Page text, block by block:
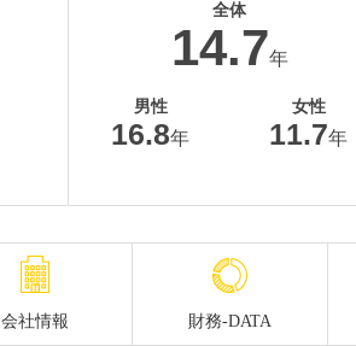
全体
14.7年
男性
16.8年
女性
11.7年
会社情報 財務-DATA